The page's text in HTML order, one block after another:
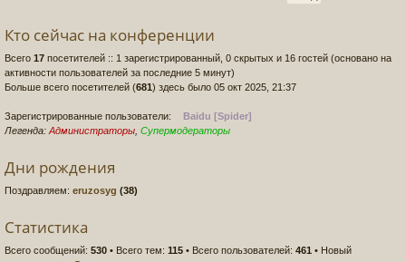
Кто сейчас на конференции
Всего 17 посетителей :: 1 зарегистрированный, 0 скрытых и 16 гостей (основано на
активности пользователей за последние 5 минут)
Больше всего посетителей (681) здесь было 05 окт 2025, 21:37
Зарегистрированные пользователи:
Baidu [Spider]
Легенда: Администраторы Супермодераторы
Дни рождения
Поздравляем: eruzosyg (38)
Статистика
Всего сообщений: 530 • Всего тем: 115 • Всего пользователей: 461 • Новый